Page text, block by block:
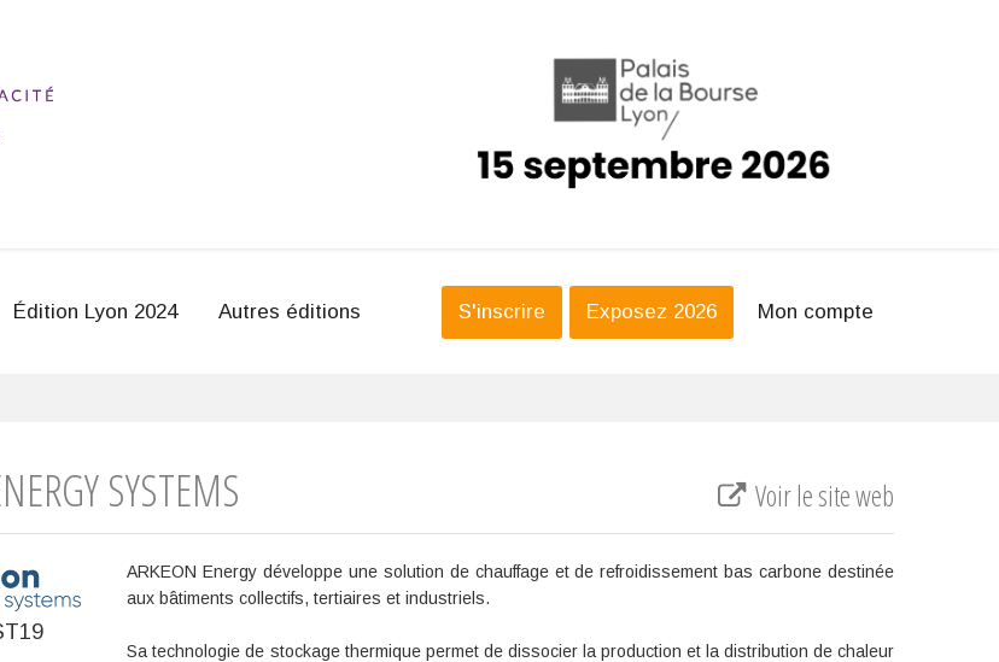
Édition Lyon 2024 Autres éditions Mon compte
Exposez 2026
S'inscrire
SYSTEMS Voir le site web
ARKEON Energy développe une solution de chauffage et de refroidissement bas carbone destinée
aux bâtiments collectifs, tertiaires et industriels.
Sa technologie de stockage thermique permet de dissocier la production et la distribution de chaleur